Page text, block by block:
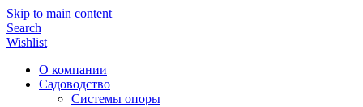
Skip to main content
Search
Wishlist
О компании
Садоводство
Системы опоры